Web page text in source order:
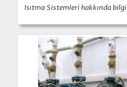
Isıtma Sistemleri hakkında bilgi